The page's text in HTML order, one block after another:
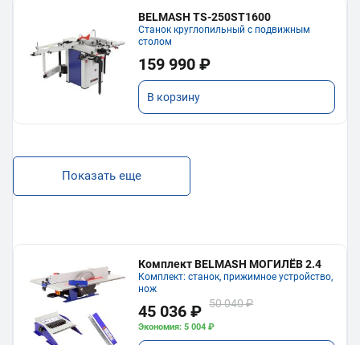
BELMASH TS-250ST1600
Станок круглопильный с подвижным
столом
159 990 ₽
В корзину
Показать еще
Комплект BELMASH МОГИЛЁВ 2.4
Комплект: станок, прижимное устройство,
нож
45 036 ₽ 50 040 ₽
Экономия: 5 004 ₽